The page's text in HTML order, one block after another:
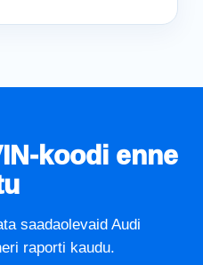
koodi enne
saadaolevaid Audi
raporti kaudu.